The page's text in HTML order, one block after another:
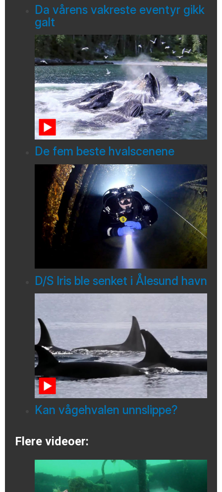
Da vårens vakreste eventyr gikk
galt
De fem beste hvalscenene
D/S Iris ble senket i Ålesund havn
Kan vågehvalen unnslippe?
Flere videoer: